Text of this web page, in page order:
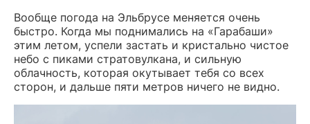
Вообще погода на Эльбрусе меняется очень
быстро. Когда мы поднимались на «Гарабаши»
этим летом, успели застать и кристально чистое
небо с пиками стратовулкана, и сильную
облачность, которая окутывает тебя со всех
сторон, и дальше пяти метров ничего не видно.